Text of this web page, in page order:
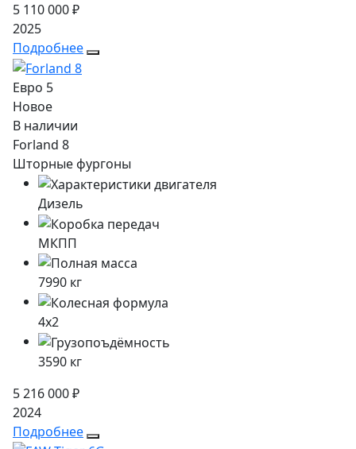
5 110 000 ₽
2025
Подробнее
Евро 5
Новое
В наличии
Forland 8
Шторные фургоны
Дизель
МКПП
7990 кг
4x2
3590 кг
5 216 000 ₽
2024
Подробнее